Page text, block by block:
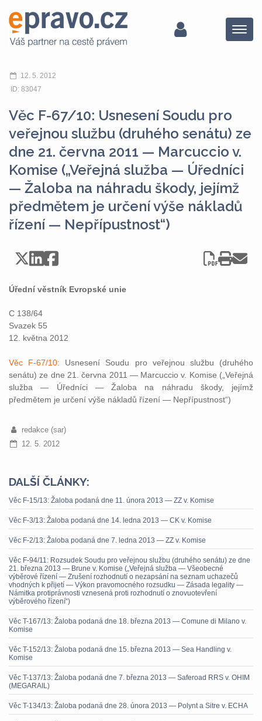
Menu
12. 5. 2012
ID: 83047
Věc F-67/10: Usnesení Soudu pro
veřejnou službu (druhého senátu) ze
dne 21. června 2011 — Marcuccio v.
Komise („Veřejná služba — Úředníci
— Žaloba na náhradu škody, jejímž
předmětem je určení výše nákladů
řízení — Nepřípustnost“)
Úřední věstník Evropské unie
C 138/64
Svazek 55
12. května 2012
Věc F-67/10: Usnesení Soudu pro veřejnou službu (druhého
senátu) ze dne 21. června 2011 — Marcuccio v. Komise („Veřejná
služba — Úředníci — Žaloba na náhradu škody, jejímž
předmětem je určení výše nákladů řízení — Nepřípustnost“)
redakce (sar)
12. 5. 2012
DALŠÍ ČLÁNKY:
Věc F-15/13: Žaloba podaná dne 11. února 2013 — ZZ v. Komise
Věc F-3/13: Žaloba podaná dne 14. ledna 2013 — CK v. Komise
Věc F-2/13: Žaloba podaná dne 7. ledna 2013 — ZZ v. Komise
Věc F-94/11: Rozsudek Soudu pro veřejnou službu (druhého senátu) ze dne
21. března 2013 — Brune v. Komise („Veřejná služba — Všeobecné
výběrové řízení — Zrušení rozhodnutí o nezapsání na seznam uchazečů
vhodných k přijetí — Výkon pravomocného rozsudku — Zásada legality —
Námitka protiprávnosti vznesená proti rozhodnutí o znovuotevření
výběrového řízení“)
Věc T-167/13: Žaloba podaná dne 18. března 2013 — Comune di Milano v.
Komise
Věc T-152/13: Žaloba podaná dne 15. března 2013 — Sea Handling v.
Komise
Věc T-137/13: Žaloba podaná dne 7. března 2013 — Saferoad RRS v. OHIM
(MEGARAIL)
Věc T-134/13: Žaloba podaná dne 28. února 2013 — Polynt a Sitre v. ECHA